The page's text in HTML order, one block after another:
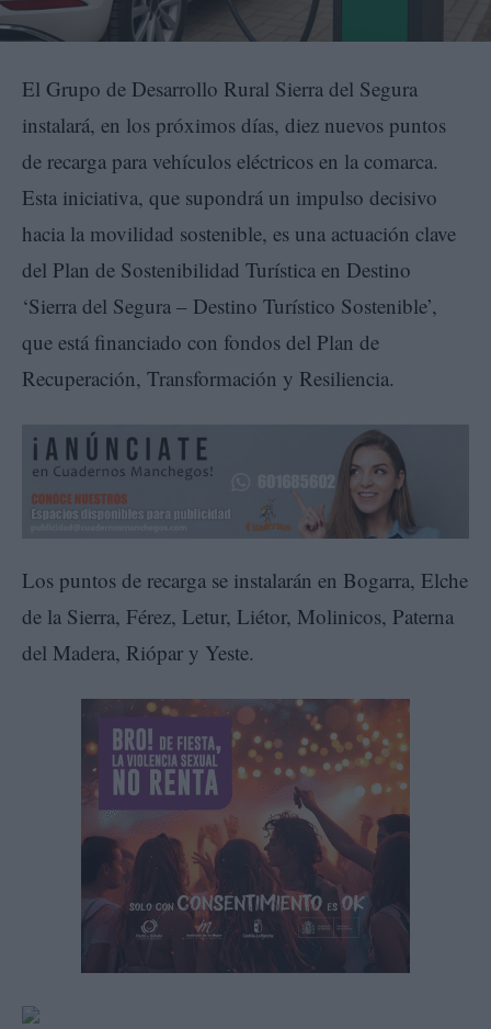
El Grupo de Desarrollo Rural Sierra del Segura
instalará, en los próximos días, diez nuevos puntos
de recarga para vehículos eléctricos en la comarca.
Esta iniciativa, que supondrá un impulso decisivo
hacia la movilidad sostenible, es una actuación clave
del Plan de Sostenibilidad Turística en Destino
‘Sierra del Segura – Destino Turístico Sostenible’,
que está financiado con fondos del Plan de
Recuperación, Transformación y Resiliencia.
Los puntos de recarga se instalarán en Bogarra, Elche
de la Sierra, Férez, Letur, Liétor, Molinicos, Paterna
del Madera, Riópar y Yeste.